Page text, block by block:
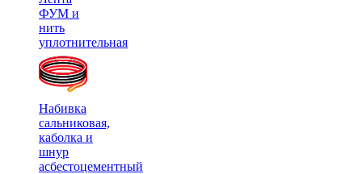
ФУМ и
нить
уплотнительная
Набивка
сальниковая,
каболка и
шнур
асбестоцементный